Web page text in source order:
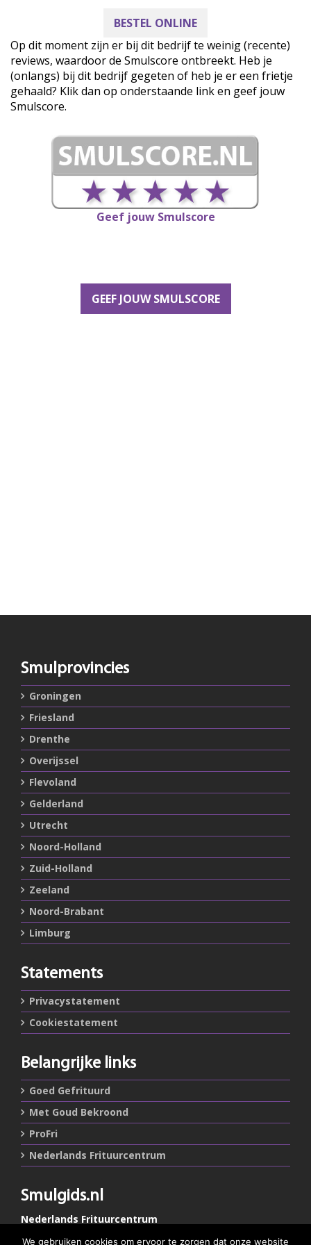
BESTEL ONLINE
Op dit moment zijn er bij dit bedrijf te weinig (recente)
reviews, waardoor de Smulscore ontbreekt. Heb je
(onlangs) bij dit bedrijf gegeten of heb je er een frietje
gehaald? Klik dan op onderstaande link en geef jouw
Smulscore.
Geef jouw Smulscore
GEEF JOUW SMULSCORE
Smulprovincies
Groningen
Friesland
Drenthe
Overijssel
Flevoland
Gelderland
Utrecht
Noord-Holland
Zuid-Holland
Zeeland
Noord-Brabant
Limburg
Statements
Privacystatement
Cookiestatement
Belangrijke links
Goed Gefrituurd
Met Goud Bekroond
ProFri
Nederlands Frituurcentrum
Smulgids.nl
Nederlands Frituurcentrum
We gebruiken cookies om ervoor te zorgen dat onze website